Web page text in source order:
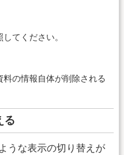
してください。
の情報自体が削除される
る
うな表示の切り替えが